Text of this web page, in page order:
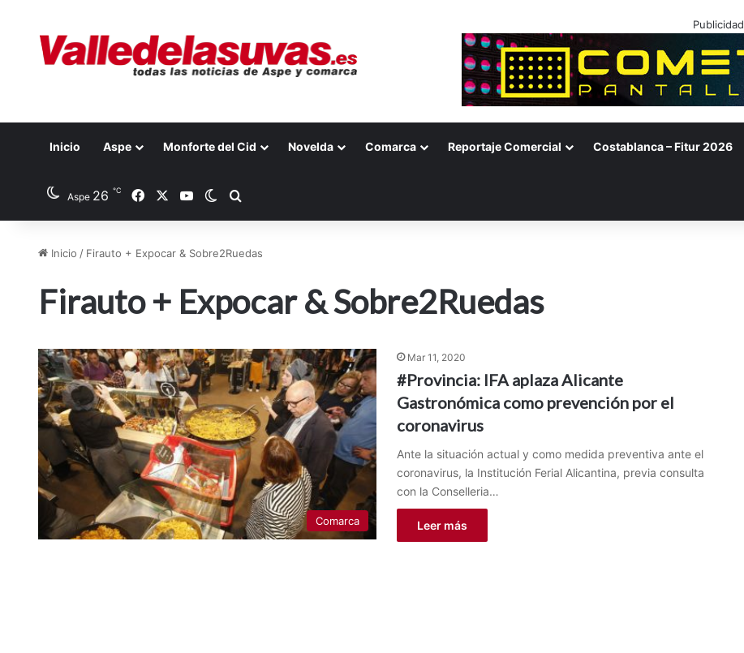
Publicidad
Inicio Aspe Monforte del Cid Novelda Comarca Reportaje Comercial Costablanca – Fitur 2026
Aspe 26 ℃ FacebookYouTubeSwitch skin
Inicio / Firauto + Expocar & Sobre2Ruedas
Firauto + Expocar & Sobre2Ruedas
Comarca
Mar 11, 2020
#Provincia: IFA aplaza Alicante
Gastronómica como prevención por el
coronavirus
Ante la situación actual y como medida preventiva ante el
coronavirus, la Institución Ferial Alicantina, previa consulta
con la Conselleria…
Leer más